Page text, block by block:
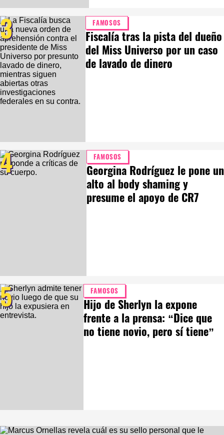
3 FAMOSOS
Fiscalía tras la pista del dueño
del Miss Universo por un caso
de lavado de dinero
4 FAMOSOS
Georgina Rodríguez le pone un
alto al body shaming y
presume el apoyo de CR7
5 FAMOSOS
Hijo de Sherlyn la expone
frente a la prensa: “Dice que
no tiene novio, pero sí tiene”